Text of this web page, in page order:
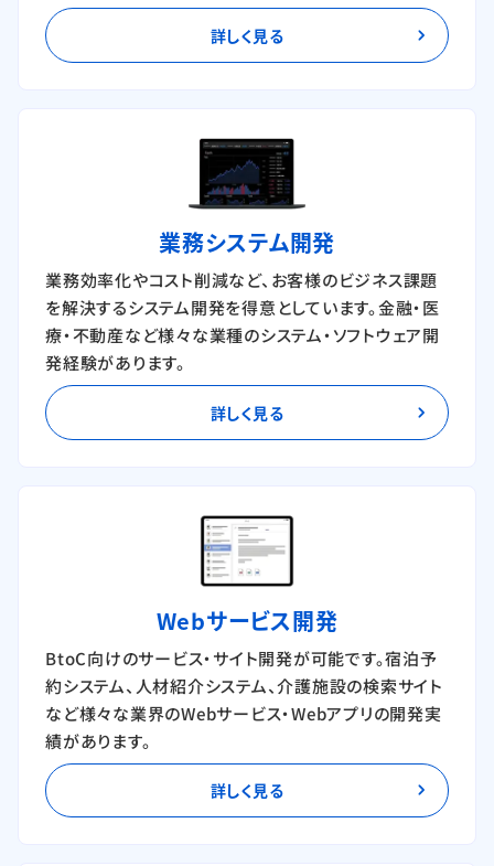
詳しく見る
業務システム開発
業務効率化やコスト削減など、お客様のビジネス課題
を解決するシステム開発を得意としています。金融・医
療・不動産など様々な業種のシステム・ソフトウェア開
発経験があります。
詳しく見る
Webサービス開発
BtoC向けのサービス・サイト開発が可能です。宿泊予
約システム、人材紹介システム、介護施設の検索サイト
など様々な業界のWebサービス・Webアプリの開発実
績があります。
詳しく見る